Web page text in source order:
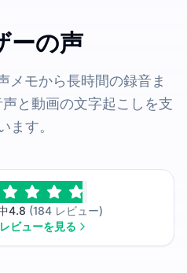
ーの声
メモから長時間の録音ま
と動画の文字起こしを支
ます。
4.8 (184 レビュー)
ビューを見る